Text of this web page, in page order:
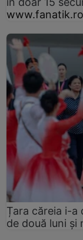
www.fanatik.ro
Țara căreia i-a
de două luni și